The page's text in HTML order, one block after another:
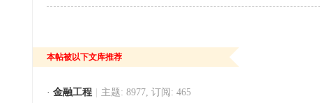
本帖被以下文库推荐
· 金融工程 主题: 8977, 订阅: 465